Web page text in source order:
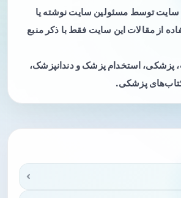
سایت توسط مسئولین سایت نوشته یا
از مقالات این سایت فقط با ذکر منبع
پزشکی، استخدام پزشک و دندانپزشک،